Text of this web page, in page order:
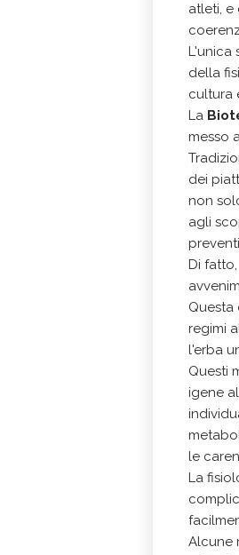
atleti, e
L'unica
della
cultura
La
messo
dei
non
agli
Di
Questa
regimi
l'erba
Questi
igene
le
La
Alcune